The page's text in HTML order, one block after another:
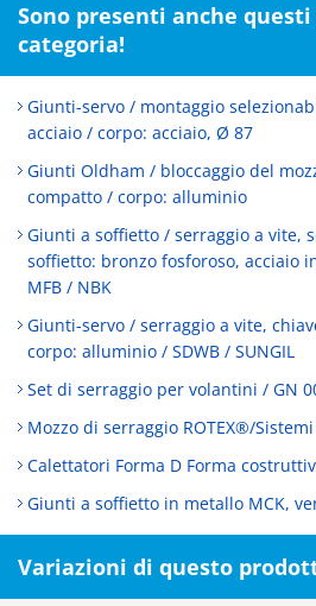
Sono presenti anche
categoria!
Giunti-servo / montaggio
acciaio / corpo: acciaio, Ø 87
Giunti Oldham / bloccaggio del
compatto / corpo: alluminio
Giunti a soffietto / serraggio a vite,
soffietto: bronzo fosforoso, acciaio
MFB / NBK
Giunti-servo / serraggio a vite,
corpo: alluminio / SDWB / SUNGIL
Set di serraggio per volantini / GN
Mozzo di serraggio ROTEX®/Sistemi
Calettatori Forma D Forma
Giunti a soffietto in metallo MCK,
Variazioni di questo